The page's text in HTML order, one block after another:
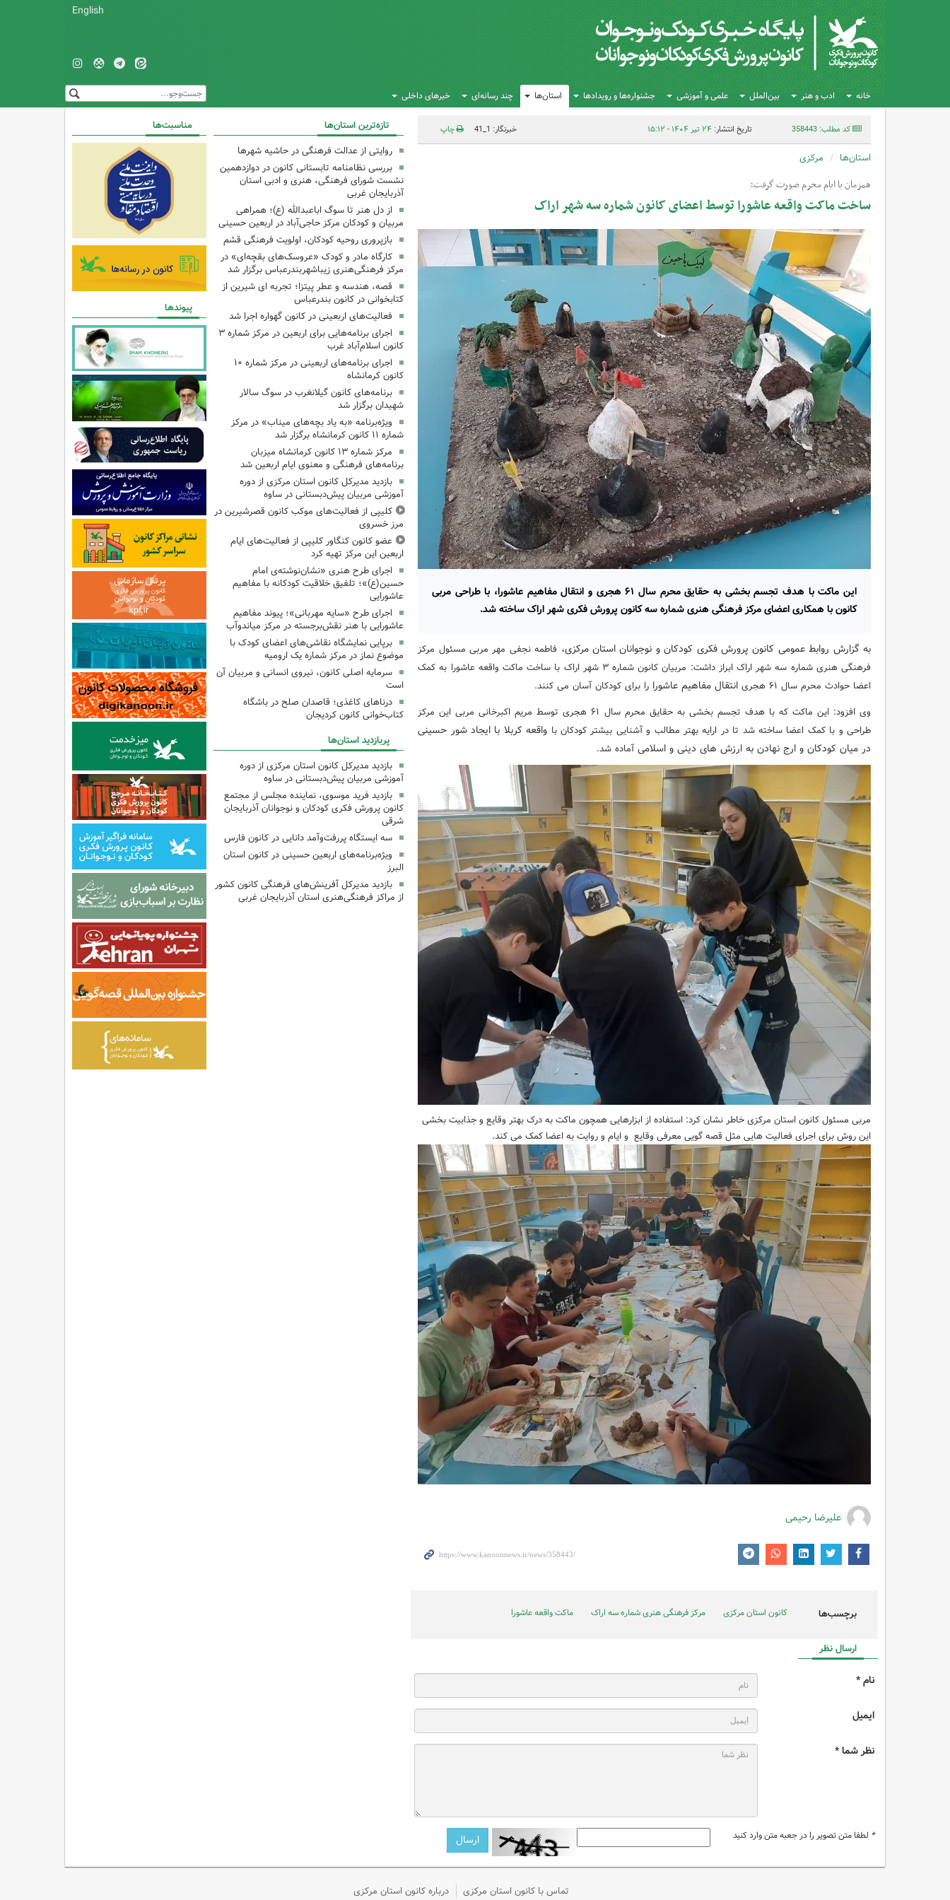
English
خانه ادب و هنر بین‌الملل علمی و آموزشی جشنواره‌ها و رویدادها استان‌ها چند رسانه‌ای خبرهای داخلی
کد مطلب: 358443 تاریخ انتشار: ۲۴ تیر ۱۴۰۴ - ۱۵:۱۲ خبرنگار: 1_41 چاپ
استان‌ها مرکزی
همزمان با ایام محرم صورت گرفت؛
ساخت ماکت واقعه عاشورا توسط اعضای کانون شماره سه شهر اراک
این ماکت با هدف تجسم بخشی به حقایق محرم سال ۶۱ هجری و انتقال مفاهیم عاشورا، با طراحی مربی
کانون با همکاری اعضای مرکز فرهنگی هنری شماره سه کانون پرورش فکری شهر اراک ساخته شد.
به گزارش روابط عمومی کانون پرورش فکری کودکان و نوجوانان استان مرکزی، فاطمه نجفی مهر مربی مسئول مرکز
فرهنگی هنری شماره سه شهر اراک ابراز داشت: مربیان کانون شماره ۳ شهر اراک با ساخت ماکت واقعه عاشورا به کمک
اعضا حوادث محرم سال ۶۱ هجری
انتقال مفاهیم عاشورا را برای کودکان آسان می کنند.
وی افزود: این ماکت که با هدف تجسم بخشی به حقایق محرم سال ۶۱ هجری توسط مریم اکبرخانی مربی این مرکز
طراحی و با کمک اعضا ساخته شد تا در ارایه بهتر مطالب و آشنایی بیشتر کودکان با واقعه کربلا با ایجاد شور حسینی
در میان کودکان و ارج نهادن به ارزش های دینی و اسلامی آماده شد.
مربی مسئول کانون استان مرکزی خاطر نشان کرد: استفاده از ابزارهایی همچون ماکت به درک بهتر وقایع و جذابیت بخشی
این روش برای اجرای فعالیت هایی مثل قصه گویی معرفی وقایع و ایام و روایت به اعضا کمک می کند.
علیرضا رحیمی
برچسب‌ها کانون استان مرکزی مرکز فرهنگی هنری شماره سه اراک ماکت واقعه عاشورا
ارسال نظر
نام *
ایمیل
نظر شما *
* لطفا متن تصویر را در جعبه متن وارد کنید
تازه‌ترین استان‌ها
روایتی از عدالت فرهنگی در حاشیه شهرها
بررسی نظامنامه تابستانی کانون در دوازدهمین
نشست شورای فرهنگی، هنری و ادبی استان
آذربایجان غربی
از دل هنر تا سوگ اباعبدالله (ع)؛ همراهی
مربیان و کودکان مرکز حاجی‌آباد در اربعین حسینی
بازپروری روحیه کودکان، اولویت فرهنگی قشم
کارگاه مادر و کودک «عروسک‌های بقچه‌ای» در
مرکز فرهنگی‌هنری زیباشهربندرعباس برگزار شد
قصه، هندسه و عطر پیتزا؛ تجربه ای شیرین از
کتابخوانی در کانون بندرعباس
فعالیت‌های اربعینی در کانون گهواره اجرا شد
اجرای برنامه‌هایی برای اربعین در مرکز شماره ۳
کانون اسلام‌آباد غرب
اجرای برنامه‌های اربعینی در مرکز شماره ۱۰
کانون کرمانشاه
برنامه‌های کانون گیلانغرب در سوگ سالار
شهیدان برگزار شد
ویژه‌برنامه «به یاد بچه‌های میناب» در مرکز
شماره ۱۱ کانون کرمانشاه برگزار شد
مرکز شماره ۱۳ کانون کرمانشاه میزبان
برنامه‌های فرهنگی و معنوی ایام اربعین شد
بازدید مدیرکل کانون استان مرکزی از دوره
آموزشی مربیان پیش‌دبستانی در ساوه
کلیپی از فعالیت‌های موکب کانون قصرشیرین در
مرز خسروی
عضو کانون کنگاور کلیپی از فعالیت‌های ایام
اربعین این مرکز تهیه کرد
اجرای طرح هنری «نشان‌نوشته‌ی امام
حسین(ع)»؛ تلفیق خلاقیت کودکانه با مفاهیم
عاشورایی
اجرای طرح «سایه مهربانی»؛ پیوند مفاهیم
عاشورایی با هنر نقش‌برجسته در مرکز میاندوآب
برپایی نمایشگاه نقاشی‌های اعضای کودک با
موضوع نماز در مرکز شماره یک ارومیه
سرمایه اصلی کانون، نیروی انسانی و مربیان آن
است
درناهای کاغذی؛ قاصدان صلح در باشگاه
کتاب‌خوانی کانون کردیجان
پربازدید استان‌ها
بازدید مدیرکل کانون استان مرکزی از دوره
آموزشی مربیان پیش‌دبستانی در ساوه
بازدید فرید موسوی، نماینده مجلس از مجتمع
کانون پرورش فکری کودکان و نوجوانان آذربایجان
شرقی
سه ایستگاه پررفت‌وآمد دانایی در کانون فارس
ویژه‌برنامه‌های اربعین حسینی در کانون استان
البرز
بازدید مدیرکل آفرینش‌های فرهنگی کانون کشور
از مراکز فرهنگی‌هنری استان آذربایجان غربی
مناسبت‌ها
پیوندها
تماس با کانون استان مرکزی درباره کانون استان مرکزی